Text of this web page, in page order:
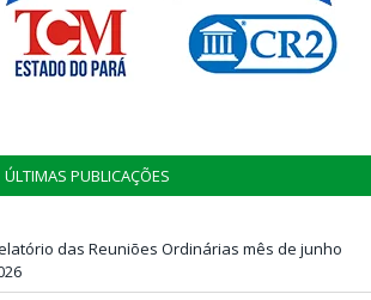
ÚLTIMAS PUBLICAÇÕES
das Reuniões Ordinárias mês de junho